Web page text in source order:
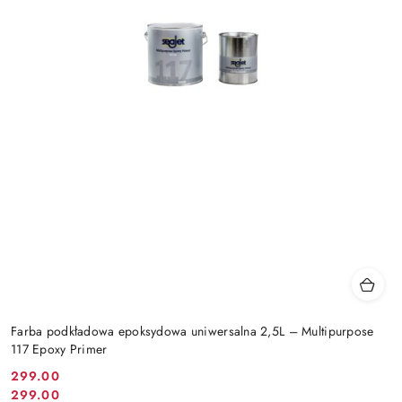
Farba podkładowa epoksydowa uniwersalna 2,5L – Multipurpose
117 Epoxy Primer
Cena
299.00
299.00